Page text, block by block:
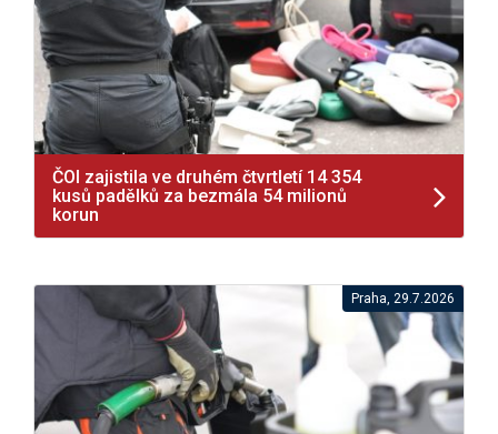
ČOI zajistila ve druhém čtvrtletí 14 354
kusů padělků za bezmála 54 milionů
korun
Praha, 29.7.2026